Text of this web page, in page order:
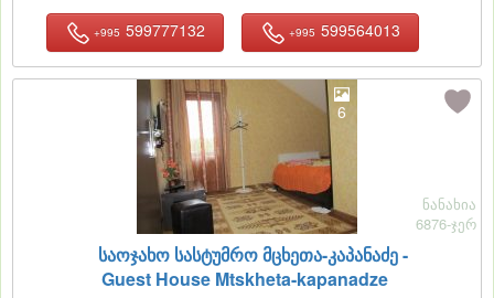
+995 599777132 +995 599564013
6
საოჯახო სასტუმრო მცხეთა-კაპანაძე -
Guest House Mtskheta-kapanadze
ნანახია
6876-ჯერ